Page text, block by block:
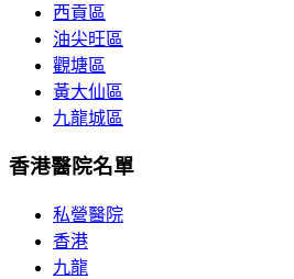
西貢區
油尖旺區
觀塘區
黃大仙區
九龍城區
香港醫院名單
私營醫院
香港
九龍